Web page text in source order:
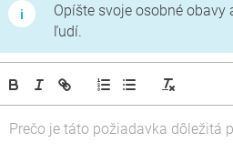
Opíšte svoje osobné
ľudí.